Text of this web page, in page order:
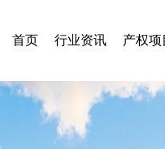
首页 行业资讯 产权项